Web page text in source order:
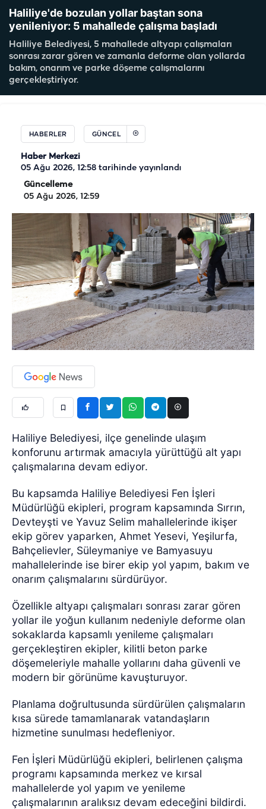
Haliliye'de bozulan yollar baştan sona
yenileniyor: 5 mahallede çalışma başladı
Haliliye Belediyesi, 5 mahallede altyapı çalışmaları
sonrası zarar gören ve zamanla deforme olan yollarda
bakım, onarım ve parke döşeme çalışmalarını
gerçekleştiriyor.
HABERLER GÜNCEL
Haber Merkezi
05 Ağu 2026, 12:58 tarihinde yayınlandı
Güncelleme
05 Ağu 2026, 12:59
Haliliye Belediyesi, ilçe genelinde ulaşım
konforunu artırmak amacıyla yürüttüğü alt yapı
çalışmalarına devam ediyor.
Bu kapsamda Haliliye Belediyesi Fen İşleri
Müdürlüğü ekipleri, program kapsamında Sırrın,
Devteyşti ve Yavuz Selim mahallelerinde ikişer
ekip görev yaparken, Ahmet Yesevi, Yeşilurfa,
Bahçelievler, Süleymaniye ve Bamyasuyu
mahallelerinde ise birer ekip yol yapım, bakım ve
onarım çalışmalarını sürdürüyor.
Özellikle altyapı çalışmaları sonrası zarar gören
yollar ile yoğun kullanım nedeniyle deforme olan
sokaklarda kapsamlı yenileme çalışmaları
gerçekleştiren ekipler, kilitli beton parke
döşemeleriyle mahalle yollarını daha güvenli ve
modern bir görünüme kavuşturuyor.
Planlama doğrultusunda sürdürülen çalışmaların
kısa sürede tamamlanarak vatandaşların
hizmetine sunulması hedefleniyor.
Fen İşleri Müdürlüğü ekipleri, belirlenen çalışma
programı kapsamında merkez ve kırsal
mahallelerde yol yapım ve yenileme
çalışmalarının aralıksız devam edeceğini bildirdi.